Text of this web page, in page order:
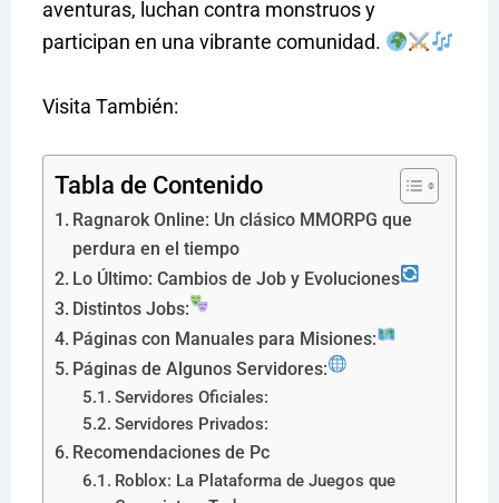
aventuras, luchan contra monstruos y
participan en una vibrante comunidad.
Visita También:
Tabla de Contenido
Ragnarok Online: Un clásico MMORPG que
perdura en el tiempo
Lo Último: Cambios de Job y Evoluciones
Distintos Jobs:
Páginas con Manuales para Misiones:
Páginas de Algunos Servidores:
Servidores Oficiales:
Servidores Privados:
Recomendaciones de Pc
Roblox: La Plataforma de Juegos que